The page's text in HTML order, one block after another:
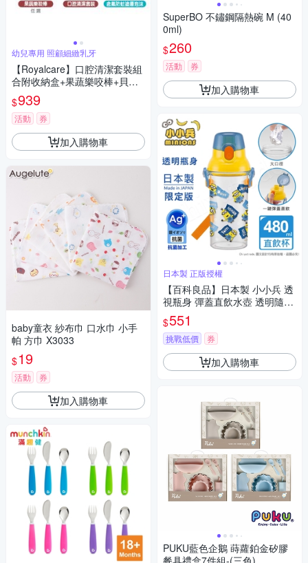
幼兒專用 照顧細緻乳牙
【Royalcare】口腔清潔套裝組
合附收納盒+果蔬樂咬棒+貝親
含氟防蛀塗層泡沫
$939
活動 券
加入購物車
baby童衣 紗布巾 口水巾 小手
帕 方巾 X3033
$19
活動 券
加入購物車
SuperBO 不鏽鋼隔熱碗 M (40
0ml)
$260
活動 券
加入購物車
日本製 正版授權
【百科良品】日本製 小小兵 透
視瓶身 彈蓋直飲水壺 透明隨身
瓶 抗菌加工 480ML(附背帶)
$551
挑戰低價 券
加入購物車
PUKU藍色企鵝 蒔蘿鉑金矽膠